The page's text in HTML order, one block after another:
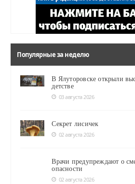
Популярные за неделю
В Ялуторовске открыли
детстве
03 августа 2026
Секрет лисичек
02 августа 2026
Врачи предупреждают о
опасности
02 августа 2026